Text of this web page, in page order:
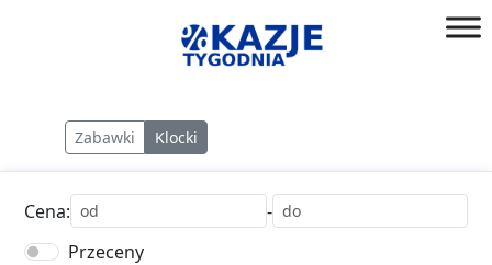
złap
Zabawki Klocki
Cena:
-
Przeceny